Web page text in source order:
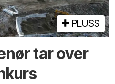
PLUSS
tar over